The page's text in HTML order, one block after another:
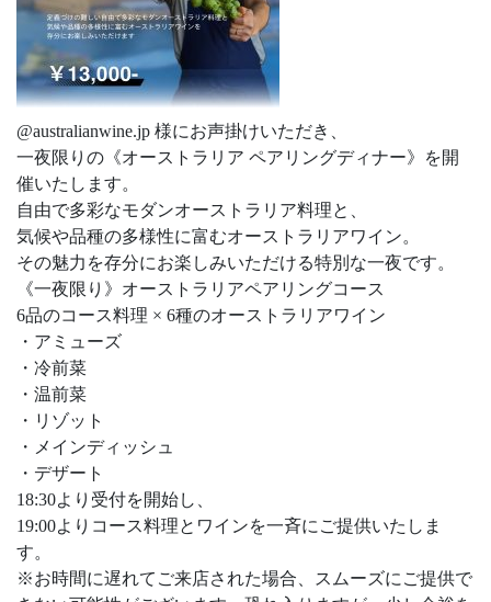
@australianwine.jp 様にお声掛けいただき、
一夜限りの《オーストラリア ペアリングディナー》を開
催いたします。
自由で多彩なモダンオーストラリア料理と、
気候や品種の多様性に富むオーストラリアワイン。
その魅力を存分にお楽しみいただける特別な一夜です。
《一夜限り》オーストラリアペアリングコース
6品のコース料理 × 6種のオーストラリアワイン
・アミューズ
・冷前菜
・温前菜
・リゾット
・メインディッシュ
・デザート
18:30より受付を開始し、
19:00よりコース料理とワインを一斉にご提供いたしま
す。
※お時間に遅れてご来店された場合、スムーズにご提供で